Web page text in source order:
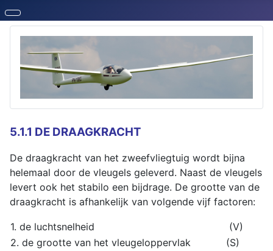
5.1.1 DE DRAAGKRACHT
De draagkracht van het zweefvliegtuig wordt bijna
helemaal door de vleugels geleverd. Naast de vleugels
levert ook het stabilo een bijdrage. De grootte van de
draagkracht is afhankelijk van volgende vijf factoren:
1. de luchtsnelheid
(V)
2. de grootte van het vleugeloppervlak
(S)